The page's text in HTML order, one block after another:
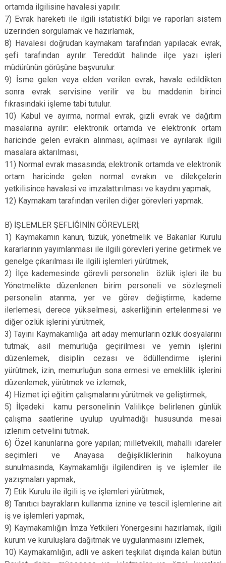
ortamda ilgilisine havalesi yapılır.
7) Evrak hareketi ile ilgili istatistikî bilgi ve raporları sistem
üzerinden sorgulamak ve hazırlamak,
8) Havalesi doğrudan kaymakam tarafından yapılacak evrak,
şefi tarafından ayrılır. Tereddüt halinde ilçe yazı işleri
müdürünün görüşüne başvurulur.
9) İsme gelen veya elden verilen evrak, havale edildikten
sonra evrak servisine verilir ve bu maddenin birinci
fıkrasındaki işleme tabi tutulur.
10) Kabul ve ayırma, normal evrak, gizli evrak ve dağıtım
masalarına ayrılır: elektronik ortamda ve elektronik ortam
haricinde gelen evrakın alınması, açılması ve ayrılarak ilgili
masalara aktarılması,
11) Normal evrak masasında; elektronik ortamda ve elektronik
ortam haricinde gelen normal evrakın ve dilekçelerin
yetkilisince havalesi ve imzalattırılması ve kaydını yapmak,
12) Kaymakam tarafından verilen diğer görevleri yapmak.
B) İŞLEMLER ŞEFLİĞİNİN GÖREVLERİ;
1) Kaymakamın kanun, tüzük, yönetmelik ve Bakanlar Kurulu
kararlarının yayımlanması ile ilgili görevleri yerine getirmek ve
genelge çıkarılması ile ilgili işlemleri yürütmek,
2) İlçe kademesinde görevli personelin özlük işleri ile bu
Yönetmelikte düzenlenen birim personeli ve sözleşmeli
personelin atanma, yer ve görev değiştirme, kademe
ilerlemesi, derece yükselmesi, askerliğinin ertelenmesi ve
diğer özlük işlerini yürütmek,
3) Tayini Kaymakamlığa ait aday memurların özlük dosyalarını
tutmak, asil memurluğa geçirilmesi ve yemin işlerini
düzenlemek, disiplin cezası ve ödüllendirme işlerini
yürütmek, izin, memurluğun sona ermesi ve emeklilik işlerini
düzenlemek, yürütmek ve izlemek,
4) Hizmet içi eğitim çalışmalarını yürütmek ve geliştirmek,
5) İlçedeki kamu personelinin Valilikçe belirlenen günlük
çalışma saatlerine uyulup uyulmadığı hususunda mesai
izlenim cetvelini tutmak.
6) Özel kanunlarına göre yapılan; milletvekili, mahalli idareler
seçimleri ve Anayasa değişikliklerinin halkoyuna
sunulmasında, Kaymakamlığı ilgilendiren iş ve işlemler ile
yazışmaları yapmak,
7) Etik Kurulu ile ilgili iş ve işlemleri yürütmek,
8) Tanıtıcı bayrakların kullanma iznine ve tescil işlemlerine ait
iş ve işlemleri yapmak,
9) Kaymakamlığın İmza Yetkileri Yönergesini hazırlamak, ilgili
kurum ve kuruluşlara dağıtmak ve uygulanmasını izlemek,
10) Kaymakamlığın, adli ve askeri teşkilat dışında kalan bütün